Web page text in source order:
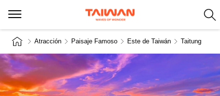
Atracción Paisaje Famoso Este de Taiwán Taitung